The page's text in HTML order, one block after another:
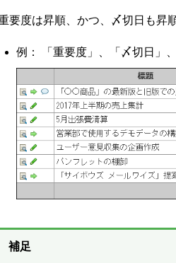
要度は昇順、かつ、〆切日も昇
例： 「重要度」、「〆切日」
補足